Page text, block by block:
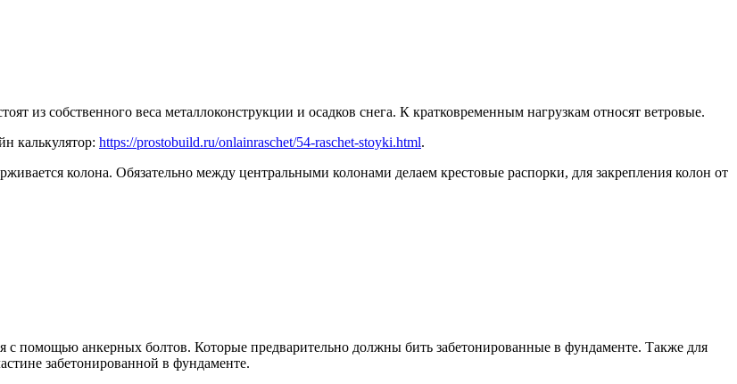
из собственного веса металлоконструкции и осадков снега. К кратковременным нагрузкам относят ветровые.
калькулятор: https://prostobuild.ru/onlainraschet/54-raschet-stoyki.html.
колона. Обязательно между центральными колонами делаем крестовые распорки, для закрепления колон от
с помощью анкерных болтов. Которые предварительно должны бить забетонированные в фундаменте. Также для
забетонированной в фундаменте.